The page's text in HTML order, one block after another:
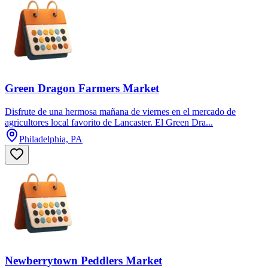
Green Dragon Farmers Market
Disfrute de una hermosa mañana de viernes en el mercado de
agricultores local favorito de Lancaster. El Green Dra...
Philadelphia, PA
Newberrytown Peddlers Market